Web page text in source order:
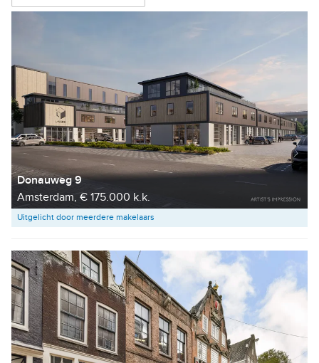
Donauweg 9
Amsterdam, € 175.000 k.k.
Uitgelicht door meerdere makelaars